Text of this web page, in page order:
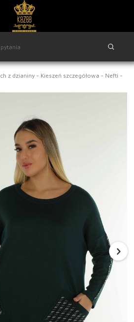
z dzianiny - Kieszeń szczegółowa - Nefti -